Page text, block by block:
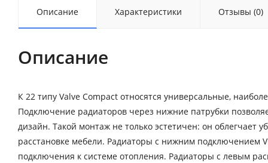
Описание Характеристики Отзывы (0)
Описание
К 22 типу Valve Compact относятся универсальные,
Подключение радиаторов через нижние патрубки
дизайн. Такой монтаж не только эстетичен: он
расстановке мебели. Радиаторы с нижним подключением
подключения к системе отопления. Радиаторы с левым